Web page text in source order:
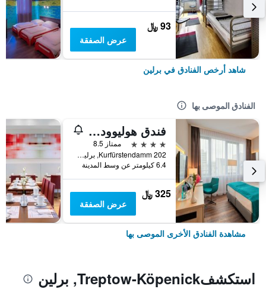
93 ﷼
عرض الصفقة
شاهد أرخص الفنادق في برلين
الفنادق الموصى بها
فندق هوليوود ميديا أم كورفورستيندام
4 نجوم
ممتاز 8.5
Kurfürstendamm 202, برلين, ألمانيا
6.4 كيلومتر عن وسط المدينة
325 ﷼
عرض الصفقة
مشاهدة الفنادق الأخرى الموصى بها
استكشفTreptow-Köpenick, برلين